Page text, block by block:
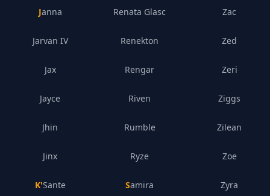
Janna
Jarvan IV
Jax
Jayce
Jhin
Jinx
K'Sante
Renata Glasc
Renekton
Rengar
Riven
Rumble
Ryze
Samira
Zac
Zed
Zeri
Ziggs
Zilean
Zoe
Zyra